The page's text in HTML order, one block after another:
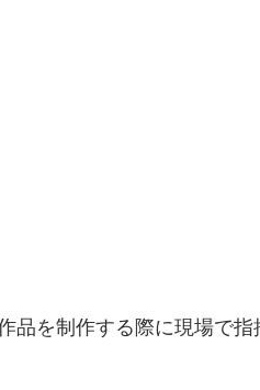
品を制作する際に現場で指